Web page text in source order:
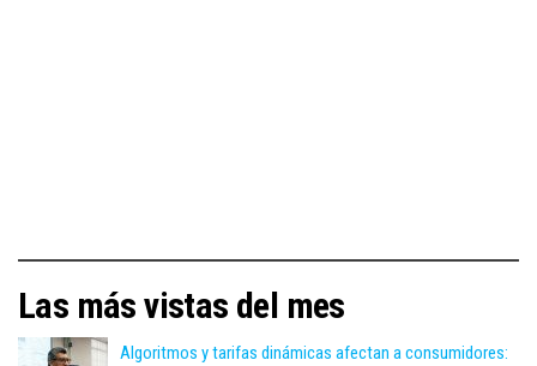
Las más vistas del mes
Algoritmos y tarifas dinámicas afectan a consumidores: